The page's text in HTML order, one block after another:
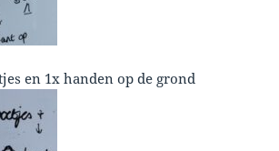
en 1x handen op de grond